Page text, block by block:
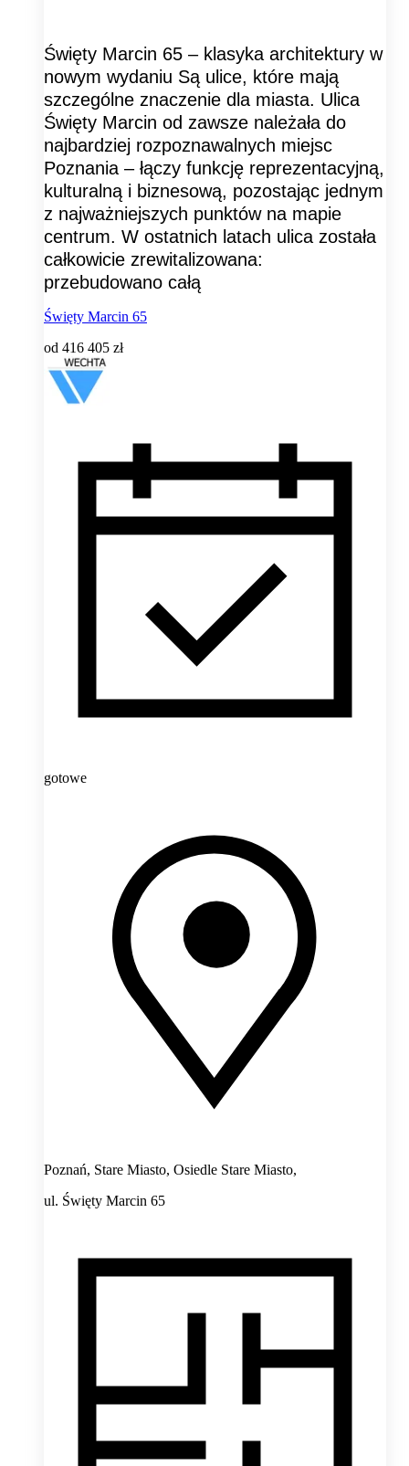
Święty Marcin 65 – klasyka architektury w
nowym wydaniu Są ulice, które mają
szczególne znaczenie dla miasta. Ulica
Święty Marcin od zawsze należała do
najbardziej rozpoznawalnych miejsc
Poznania – łączy funkcję reprezentacyjną,
kulturalną i biznesową, pozostając jednym
z najważniejszych punktów na mapie
centrum. W ostatnich latach ulica została
całkowicie zrewitalizowana:
przebudowano całą
Święty Marcin 65
od 416 405 zł
gotowe
Poznań, Stare Miasto, Osiedle Stare Miasto,
ul. Święty Marcin 65